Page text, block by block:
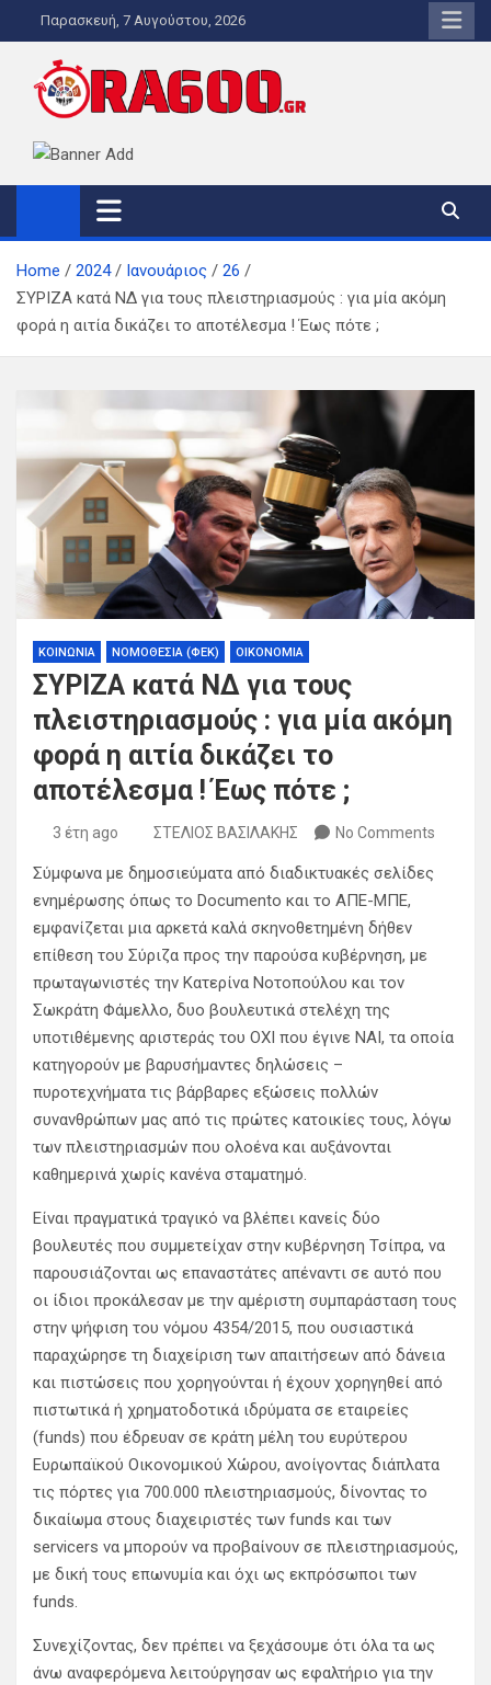
to
content
Παρασκευή, 7 Αυγούστου, 2026
ORA600.GR
Η ΑΛΗΘΙΝΗ ΩΡΑ ΕΝΗΜΕΡΩΣΗΣ
Home 2024 Ιανουάριος
26
ΣΥΡΙΖΑ κατά ΝΔ για τους πλειστηριασμούς : για μία ακόμη
φορά η αιτία δικάζει το αποτέλεσμα ! Έως πότε ;
ΚΟΙΝΩΝΙΑ ΝΟΜΟΘΕΣΙΑ (ΦΕΚ) ΟΙΚΟΝΟΜΙΑ
ΣΥΡΙΖΑ κατά ΝΔ για τους
πλειστηριασμούς : για μία ακόμη
φορά η αιτία δικάζει το
αποτέλεσμα ! Έως πότε ;
3 έτη ago ΣΤΕΛΙΟΣ ΒΑΣΙΛΑΚΗΣ No Comments
Σύμφωνα με δημοσιεύματα από διαδικτυακές σελίδες
ενημέρωσης όπως το Documento και το ΑΠΕ-ΜΠΕ,
εμφανίζεται μια αρκετά καλά σκηνοθετημένη δήθεν
επίθεση του Σύριζα προς την παρούσα κυβέρνηση, με
πρωταγωνιστές την Κατερίνα Νοτοπούλου και τον
Σωκράτη Φάμελλο, δυο βουλευτικά στελέχη της
υποτιθέμενης αριστεράς του ΟΧΙ που έγινε ΝΑΙ, τα οποία
κατηγορούν με βαρυσήμαντες δηλώσεις –
πυροτεχνήματα τις βάρβαρες εξώσεις πολλών
συνανθρώπων μας από τις πρώτες κατοικίες τους, λόγω
των πλειστηριασμών που ολοένα και αυξάνονται
καθημερινά χωρίς κανένα σταματημό.
Είναι πραγματικά τραγικό να βλέπει κανείς δύο
βουλευτές που συμμετείχαν στην κυβέρνηση Τσίπρα, να
παρουσιάζονται ως επαναστάτες απέναντι σε αυτό που
οι ίδιοι προκάλεσαν με την αμέριστη συμπαράσταση τους
στην ψήφιση του νόμου 4354/2015, που ουσιαστικά
παραχώρησε τη διαχείριση των απαιτήσεων από δάνεια
και πιστώσεις που χορηγούνται ή έχουν χορηγηθεί από
πιστωτικά ή χρηματοδοτικά ιδρύματα σε εταιρείες
(funds) που έδρευαν σε κράτη μέλη του ευρύτερου
Ευρωπαϊκού Οικονομικού Χώρου, ανοίγοντας διάπλατα
τις πόρτες για 700.000 πλειστηριασμούς, δίνοντας το
δικαίωμα στους διαχειριστές των funds και των
servicers να μπορούν να προβαίνουν σε πλειστηριασμούς,
με δική τους επωνυμία και όχι ως εκπρόσωποι των
funds.
Συνεχίζοντας, δεν πρέπει να ξεχάσουμε ότι όλα τα ως
άνω αναφερόμενα λειτούργησαν ως εφαλτήριο για την